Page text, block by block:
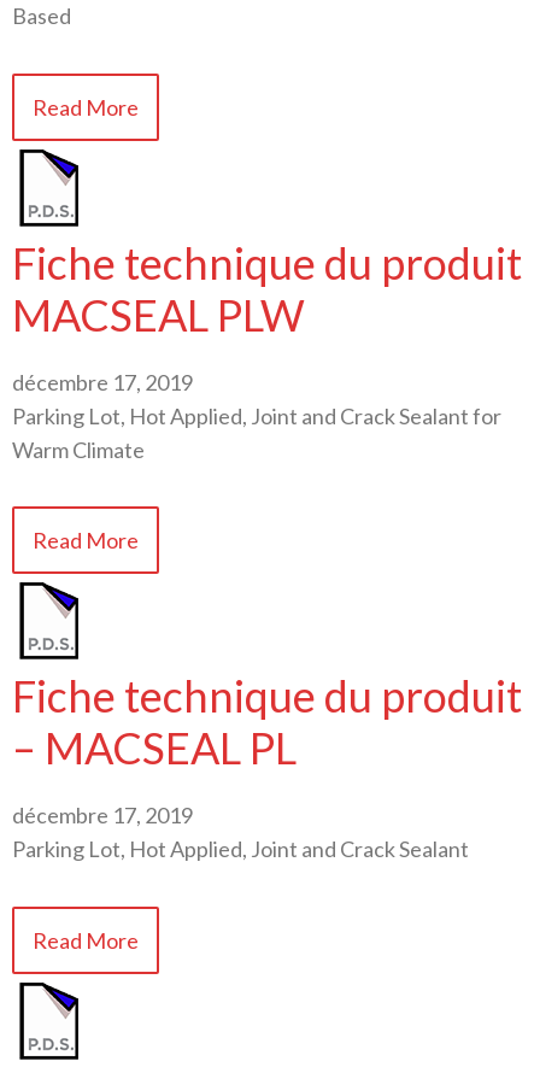
Based
Read More
Fiche technique du produit
MACSEAL PLW
décembre 17, 2019
Parking Lot, Hot Applied, Joint and Crack Sealant for
Warm Climate
Read More
Fiche technique du produit
– MACSEAL PL
décembre 17, 2019
Parking Lot, Hot Applied, Joint and Crack Sealant
Read More